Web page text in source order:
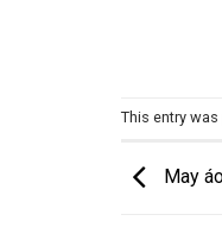
This entry
May